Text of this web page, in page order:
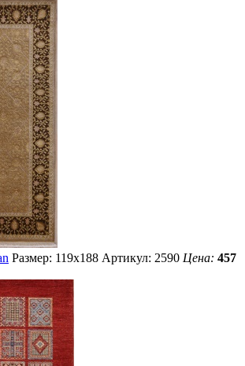
Размер: 119х188 Артикул: 2590 Цена: 457